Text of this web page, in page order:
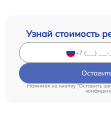
Узнай стоимость
Нажимая на кнопку "Оставить